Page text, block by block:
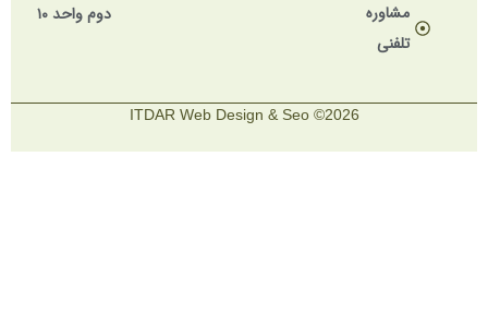
مشاوره
تلفنی
دوم واحد ۱۰